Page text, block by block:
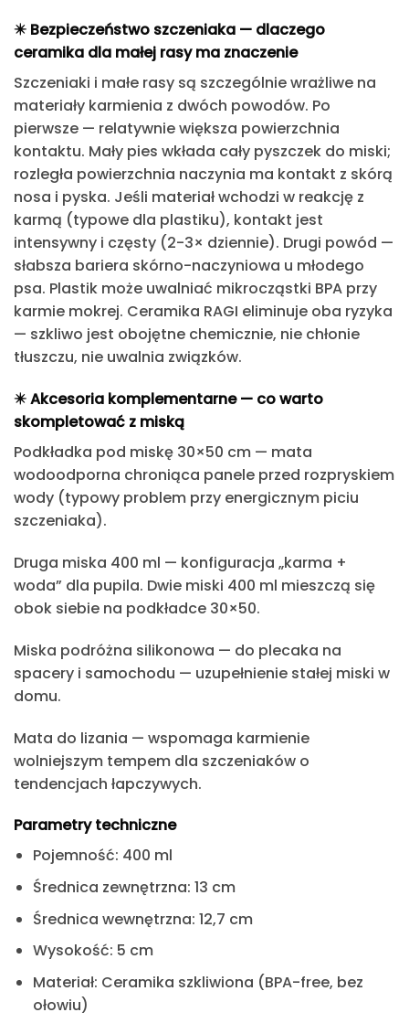
✴️ Bezpieczeństwo szczeniaka — dlaczego
ceramika dla małej rasy ma znaczenie
Szczeniaki i małe rasy są szczególnie wrażliwe na
materiały karmienia z dwóch powodów. Po
pierwsze — relatywnie większa powierzchnia
kontaktu. Mały pies wkłada cały pyszczek do miski;
rozległa powierzchnia naczynia ma kontakt z skórą
nosa i pyska. Jeśli materiał wchodzi w reakcję z
karmą (typowe dla plastiku), kontakt jest
intensywny i częsty (2-3× dziennie). Drugi powód —
słabsza bariera skórno-naczyniowa u młodego
psa. Plastik może uwalniać mikrocząstki BPA przy
karmie mokrej. Ceramika RAGI eliminuje oba ryzyka
— szkliwo jest obojętne chemicznie, nie chłonie
tłuszczu, nie uwalnia związków.
✴️ Akcesoria komplementarne — co warto
skompletować z miską
Podkładka pod miskę 30×50 cm — mata
wodoodporna chroniąca panele przed rozpryskiem
wody (typowy problem przy energicznym piciu
szczeniaka).
Druga miska 400 ml — konfiguracja „karma +
woda” dla pupila. Dwie miski 400 ml mieszczą się
obok siebie na podkładce 30×50.
Miska podróżna silikonowa — do plecaka na
spacery i samochodu — uzupełnienie stałej miski w
domu.
Mata do lizania — wspomaga karmienie
wolniejszym tempem dla szczeniaków o
tendencjach łapczywych.
Parametry techniczne
Pojemność: 400 ml
Średnica zewnętrzna: 13 cm
Średnica wewnętrzna: 12,7 cm
Wysokość: 5 cm
Materiał: Ceramika szkliwiona (BPA-free, bez
ołowiu)